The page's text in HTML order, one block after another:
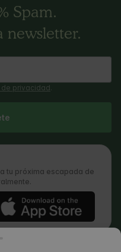
Spam.
newsletter.
de privacidad.
tu próxima escapada de